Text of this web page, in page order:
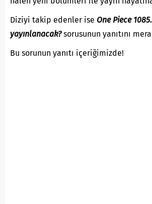
Diziyi takip edenler ise One Piece
yayınlanacak?sorusunun yanıtını
Bu sorunun yanıtı içeriğimizde!